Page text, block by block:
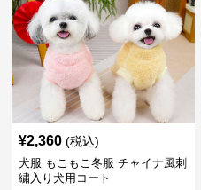
¥2,360 (税込)
犬服 もこもこ冬服 チャイナ風刺
繍入り犬用コート